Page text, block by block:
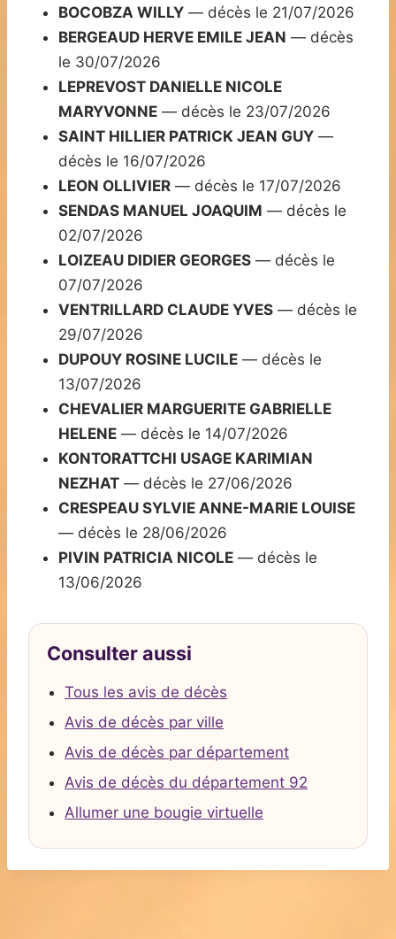
BOCOBZA WILLY — décès le 21/07/2026
BERGEAUD HERVE EMILE JEAN — décès
le 30/07/2026
LEPREVOST DANIELLE NICOLE
MARYVONNE — décès le 23/07/2026
SAINT HILLIER PATRICK JEAN GUY —
décès le 16/07/2026
LEON OLLIVIER — décès le 17/07/2026
SENDAS MANUEL JOAQUIM — décès le
02/07/2026
LOIZEAU DIDIER GEORGES — décès le
07/07/2026
VENTRILLARD CLAUDE YVES — décès le
29/07/2026
DUPOUY ROSINE LUCILE — décès le
13/07/2026
CHEVALIER MARGUERITE GABRIELLE
HELENE — décès le 14/07/2026
KONTORATTCHI USAGE KARIMIAN
NEZHAT — décès le 27/06/2026
CRESPEAU SYLVIE ANNE-MARIE LOUISE
— décès le 28/06/2026
PIVIN PATRICIA NICOLE — décès le
13/06/2026
Consulter aussi
Tous les avis de décès
Avis de décès par ville
Avis de décès par département
Avis de décès du département 92
Allumer une bougie virtuelle